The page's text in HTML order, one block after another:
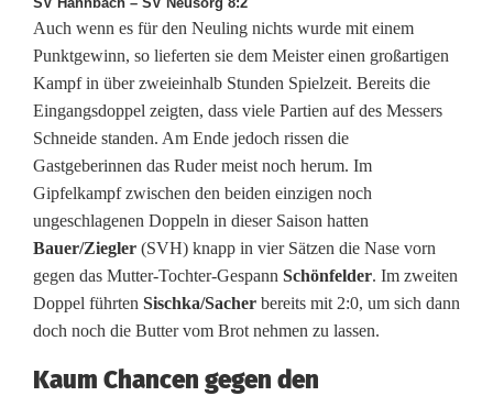
h
t
e
n
n
i
s
f
r
Auch wenn es für den Neuling nichts wurde mit einem
Punktgewinn, so lieferten sie dem Meister einen großartigen
Kampf in über zweieinhalb Stunden Spielzeit. Bereits die
Eingangsdoppel zeigten, dass viele Partien auf des Messers
Schneide standen. Am Ende jedoch rissen die
Gastgeberinnen das Ruder meist noch herum. Im
Gipfelkampf zwischen den beiden einzigen noch
ungeschlagenen Doppeln in dieser Saison hatten
Bauer/Ziegler (SVH) knapp in vier Sätzen die Nase vorn
gegen das Mutter-Tochter-Gespann Schönfelder. Im zweiten
Doppel führten Sischka/Sacher bereits mit 2:0, um sich dann
doch noch die Butter vom Brot nehmen zu lassen.
Kaum Chancen gegen den